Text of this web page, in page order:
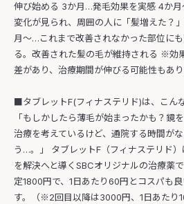
伸び始める 3か月…発毛効果を実感 4か
変化が見られ、周囲の人に「髪増えた？
月〜…これまで改善されなかった部位に
る。改善された髪の毛が維持される ※効
差があり、治療期間が伸びる可能性もあり
■タブレットF(フィナステリド)は、こん
「もしかしたら薄毛が始まったかも？鏡
治療を考えているけど、通院する時間が
う…。」 タブレットF（フィナステリド
を解決へと導くSBCオリジナルの治療薬
定1800円で、1日あたり60円とコスパも
す。（※2回目以降は3000円、1日あたり